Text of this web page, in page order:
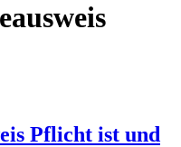
Pflicht ist und